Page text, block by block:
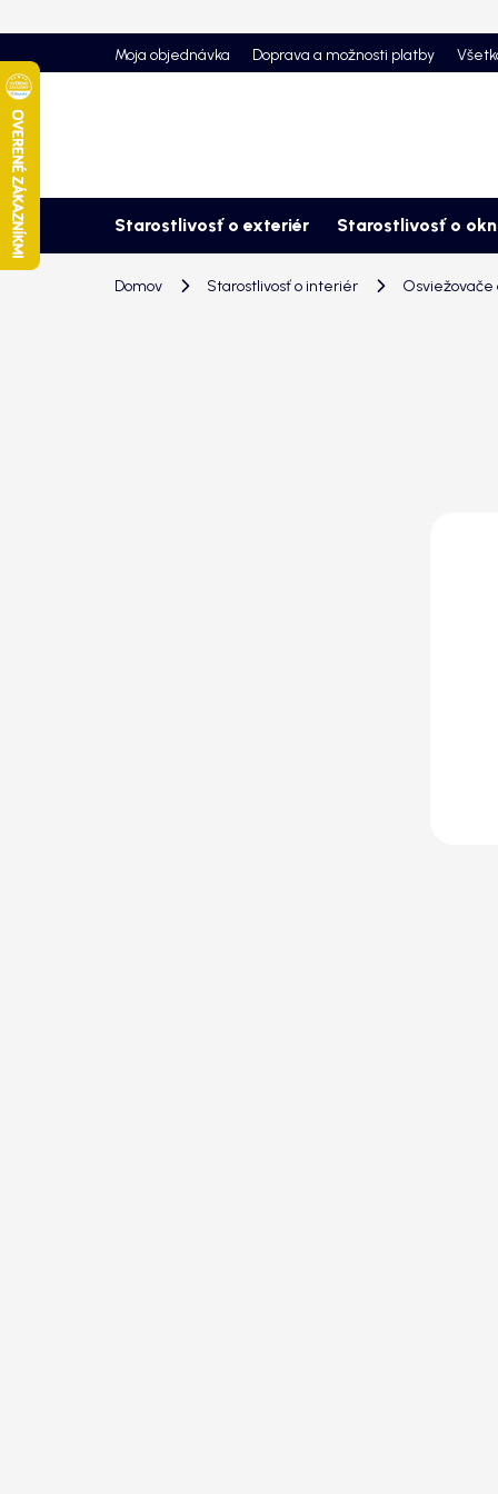
na
obsah
Moja objednávka Doprava a možnosti platby
Starostlivosť o exteriér Starostlivosť o
Domov Starostlivosť o interiér